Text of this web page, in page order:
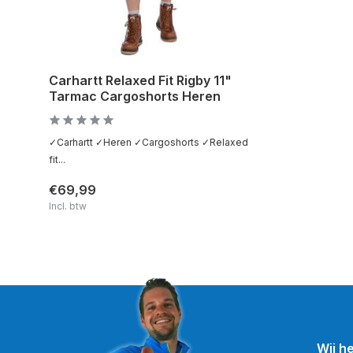
Carhartt Relaxed Fit Rigby 11"
Tarmac Cargoshorts Heren
✓Carhartt ✓Heren ✓Cargoshorts ✓Relaxed
fit...
€69,99
Incl. btw
Wij